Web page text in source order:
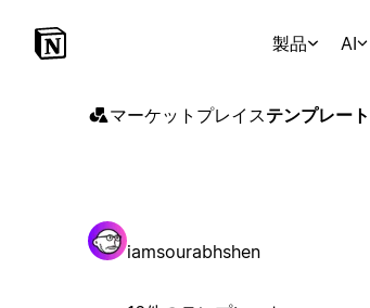
製品 AI
マーケットプレイステンプレート
iamsourabhshen